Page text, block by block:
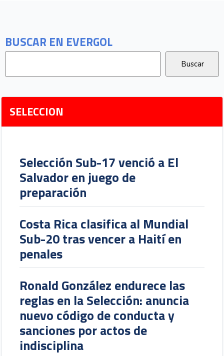
BUSCAR EN EVERGOL
SELECCION
Selección Sub-17 venció a El
Salvador en juego de
preparación
Costa Rica clasifica al Mundial
Sub-20 tras vencer a Haití en
penales
Ronald González endurece las
reglas en la Selección: anuncia
nuevo código de conducta y
sanciones por actos de
indisciplina